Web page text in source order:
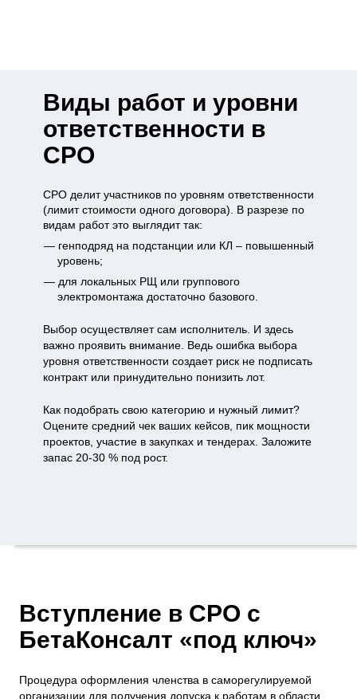
Виды работ и уровни
ответственности в
СРО
СРО делит участников по уровням ответственности
(лимит стоимости одного договора). В разрезе по
видам работ это выглядит так:
генподряд на подстанции или КЛ – повышенный
уровень;
для локальных РЩ или группового
электромонтажа достаточно базового.
Выбор осуществляет сам исполнитель. И здесь
важно проявить внимание. Ведь ошибка выбора
уровня ответственности создает риск не подписать
контракт или принудительно понизить лот.
Как подобрать свою категорию и нужный лимит?
Оцените средний чек ваших кейсов, пик мощности
проектов, участие в закупках и тендерах. Заложите
запас 20-30 % под рост.
Вступление в СРО с
БетаКонсалт «под ключ»
Процедура оформления членства в саморегулируемой
организации для получения допуска к работам в области